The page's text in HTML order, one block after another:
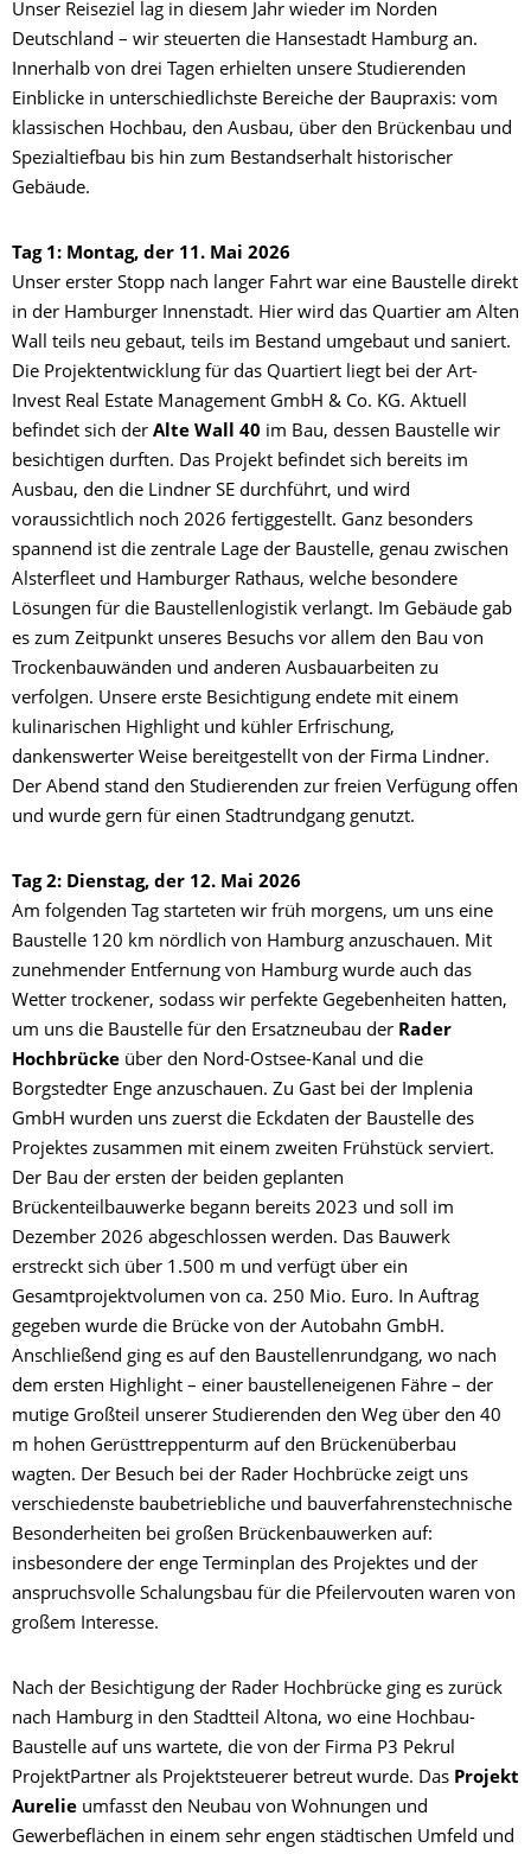
Unser Reiseziel lag in diesem Jahr wieder im Norden
Deutschland – wir steuerten die Hansestadt Hamburg an.
Innerhalb von drei Tagen erhielten unsere Studierenden
Einblicke in unterschiedlichste Bereiche der Baupraxis: vom
klassischen Hochbau, den Ausbau, über den Brückenbau und
Spezialtiefbau bis hin zum Bestandserhalt historischer
Gebäude.
Tag 1: Montag, der 11. Mai 2026
Unser erster Stopp nach langer Fahrt war eine Baustelle direkt
in der Hamburger Innenstadt. Hier wird das Quartier am Alten
Wall teils neu gebaut, teils im Bestand umgebaut und saniert.
Die Projektentwicklung für das Quartiert liegt bei der Art-
Invest Real Estate Management GmbH & Co. KG. Aktuell
befindet sich der Alte Wall 40 im Bau, dessen Baustelle wir
besichtigen durften. Das Projekt befindet sich bereits im
Ausbau, den die Lindner SE durchführt, und wird
voraussichtlich noch 2026 fertiggestellt. Ganz besonders
spannend ist die zentrale Lage der Baustelle, genau zwischen
Alsterfleet und Hamburger Rathaus, welche besondere
Lösungen für die Baustellenlogistik verlangt. Im Gebäude gab
es zum Zeitpunkt unseres Besuchs vor allem den Bau von
Trockenbauwänden und anderen Ausbauarbeiten zu
verfolgen. Unsere erste Besichtigung endete mit einem
kulinarischen Highlight und kühler Erfrischung,
dankenswerter Weise bereitgestellt von der Firma Lindner.
Der Abend stand den Studierenden zur freien Verfügung offen
und wurde gern für einen Stadtrundgang genutzt.
Tag 2: Dienstag, der 12. Mai 2026
Am folgenden Tag starteten wir früh morgens, um uns eine
Baustelle 120 km nördlich von Hamburg anzuschauen. Mit
zunehmender Entfernung von Hamburg wurde auch das
Wetter trockener, sodass wir perfekte Gegebenheiten hatten,
um uns die Baustelle für den Ersatzneubau der Rader
Hochbrücke über den Nord-Ostsee-Kanal und die
Borgstedter Enge anzuschauen. Zu Gast bei der Implenia
GmbH wurden uns zuerst die Eckdaten der Baustelle des
Projektes zusammen mit einem zweiten Frühstück serviert.
Der Bau der ersten der beiden geplanten
Brückenteilbauwerke begann bereits 2023 und soll im
Dezember 2026 abgeschlossen werden. Das Bauwerk
erstreckt sich über 1.500 m und verfügt über ein
Gesamtprojektvolumen von ca. 250 Mio. Euro. In Auftrag
gegeben wurde die Brücke von der Autobahn GmbH.
Anschließend ging es auf den Baustellenrundgang, wo nach
dem ersten Highlight – einer baustelleneigenen Fähre – der
mutige Großteil unserer Studierenden den Weg über den 40
m hohen Gerüsttreppenturm auf den Brückenüberbau
wagten. Der Besuch bei der Rader Hochbrücke zeigt uns
verschiedenste baubetriebliche und bauverfahrenstechnische
Besonderheiten bei großen Brückenbauwerken auf:
insbesondere der enge Terminplan des Projektes und der
anspruchsvolle Schalungsbau für die Pfeilervouten waren von
großem Interesse.
Nach der Besichtigung der Rader Hochbrücke ging es zurück
nach Hamburg in den Stadtteil Altona, wo eine Hochbau-
Baustelle auf uns wartete, die von der Firma P3 Pekrul
ProjektPartner als Projektsteuerer betreut wurde. Das Projekt
Aurelie umfasst den Neubau von Wohnungen und
Gewerbeflächen in einem sehr engen städtischen Umfeld und